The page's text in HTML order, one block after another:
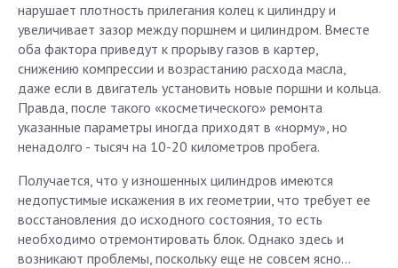
нарушает плотность прилегания колец к цилиндру и
увеличивает зазор между поршнем и цилиндром. Вместе
оба фактора приведут к прорыву газов в картер,
снижению компрессии и возрастанию расхода масла,
даже если в двигатель установить новые поршни и кольца.
Правда, после такого «косметического» ремонта
указанные параметры иногда приходят в «норму», но
ненадолго - тысяч на 10-20 километров пробега.
Получается, что у изношенных цилиндров имеются
недопустимые искажения в их геометрии, что требует ее
восстановления до исходного состояния, то есть
необходимо отремонтировать блок. Однако здесь и
возникают проблемы, поскольку еще не совсем ясно...